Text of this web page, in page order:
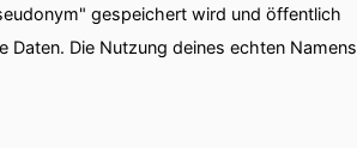
gespeichert wird und öffentlich
Die Nutzung deines echten Namens